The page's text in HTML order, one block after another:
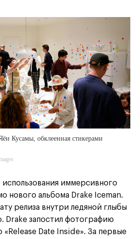
Кусамы, обклеенная стикерами
иммерсивного
нового альбома Drake Iceman.
релиза внутри ледяной глыбы
Drake запостил фотографию
Date Inside». За первые